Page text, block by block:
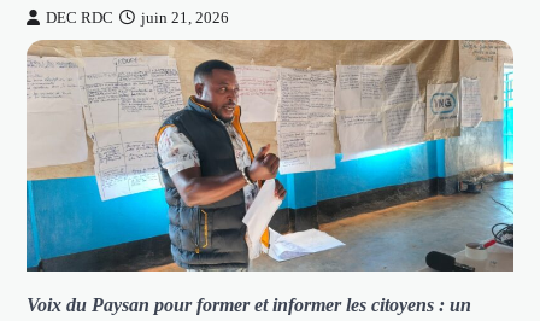
DEC RDC juin 21, 2026
Voix du Paysan pour former et informer les citoyens : un